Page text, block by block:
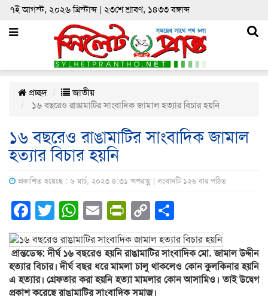
৭ই আগস্ট, ২০২৬ খ্রিস্টাব্দ | ২৩শে শ্রাবণ, ১৪৩৩ বঙ্গাব্দ
প্রচ্ছদ
জাতীয়
১৬ বছরেও রাঙামাটির সাংবাদিক জামাল হত্যার বিচার হয়নি
১৬ বছরেও রাঙামাটির সাংবাদিক জামাল
হত্যার বিচার হয়নি
প্রকাশিত হয়েছে : ৬ মার্চ, ২০২৩ ৪:৩১ অপরাহ্ণ | সংবাদটি ১২৬ বার পঠিত
Facebook
Twitter
WhatsApp
EmailPrintFriendly
Copy
Link
প্রান্তডেস্ক: দীর্ঘ ১৬ বছরেও হয়নি রাঙামাটির সাংবাদিক মো. জামাল উদ্দীন
হত্যার বিচার। দীর্ঘ বছর ধরে মামলা চালু থাকলেও কোন কুলকিনার হয়নি
এ হত্যার। গ্রেফতার করা হয়নি হত্যা মামলার কোন আসামিও। তাই উদ্বেগ
প্রকাশ করেছে রাঙামাটির সাংবাদিক সমাজ।